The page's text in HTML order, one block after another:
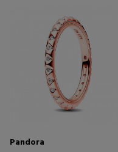
Pandora